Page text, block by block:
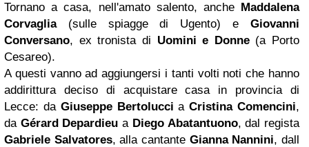
Tornano a casa, nell'amato salento, anche Maddalena
Corvaglia(sulle spiagge di Ugento) e Giovanni
Conversano, ex tronista di Uomini e Donne(a Porto
Cesareo).
A questi vanno ad aggiungersi i tanti volti noti che hanno
addirittura deciso di acquistare casa in provincia di
Lecce: da Giuseppe Bertolucci aCristina Comencini,
da Gérard Depardieu a Diego Abatantuono, dal regista
Gabriele Salvatores, alla cantante Gianna Nannini, dall